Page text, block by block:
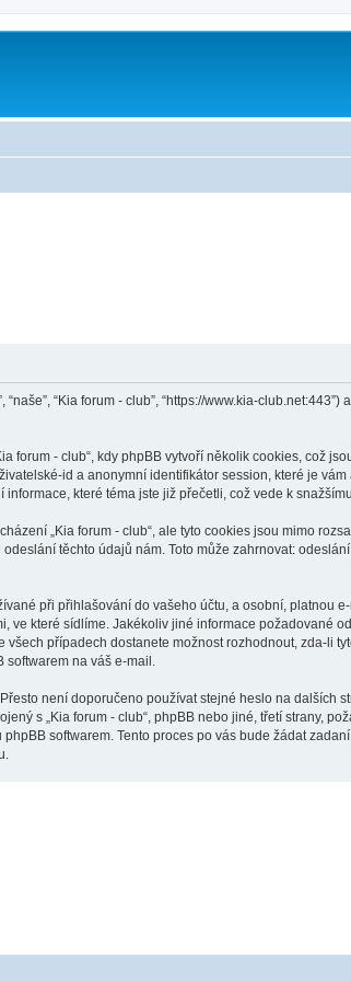
“Kia forum - club”, “https://www.kia-
forum - club“, kdy phpBB vytvoří několik cookies, což
id a anonymní identifikátor session, které je
které téma jste již přečetli, což vede k
„Kia forum - club“, ale tyto cookies jsou mimo
těchto údajů nám. Toto může zahrnovat:
při přihlašování do vašeho účtu, a osobní, platnou
které sídlíme. Jakékoliv jiné informace požadované
případech dostanete možnost rozhodnout, zda-li
na váš e-mail.
není doporučeno používat stejné heslo na dalších
s „Kia forum - club“, phpBB nebo jiné, třetí strany,
softwarem. Tento proces po vás bude žádat